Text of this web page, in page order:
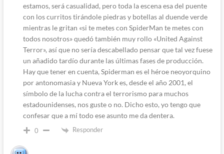
estamos, será casualidad, pero toda la escena esa del puente
con los curritos tirándole piedras y botellas al duende verde
mientras le gritan «si te metes con SpiderMan te metes con
todos nosotros» quedó también muy rollo «United Against
Terror», así que no sería descabellado pensar que tal vez fuese
un añadido tardío durante las últimas fases de producción.
Hay que tener en cuenta, Spiderman es el héroe neoyorquino
por antonomasia y Nueva York es, desde el año 2001, el
símbolo de la lucha contra el terrorismo para muchos
estadounidenses, nos guste o no. Dicho esto, yo tengo que
confesar que a mí todo ese asunto me da dentera.
0 Responder